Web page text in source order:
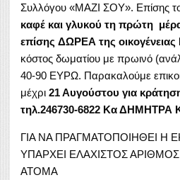
Συλλόγου «ΜΑΖΙ ΣΟΥ». Επίσης
καφέ και γλυκού τη πρώτη μέρα
επίσης ΔΩΡΕΑ της οικογένειας
κόστος δωματίου με πρωινό
40-90 ΕΥΡΩ. Παρακαλούμε
μέχρι 21 Αυγούστου για
τηλ.246730-6822 Κα ΔΗΜΗΤΡΑ
ΓΙΑ ΝΑ ΠΡΑΓΜΑΤΟΠΟΙΗΘΕΙ Η
ΥΠΑΡΧΕΙ ΕΛΑΧΙΣΤΟΣ
ΑΤΟΜΑ